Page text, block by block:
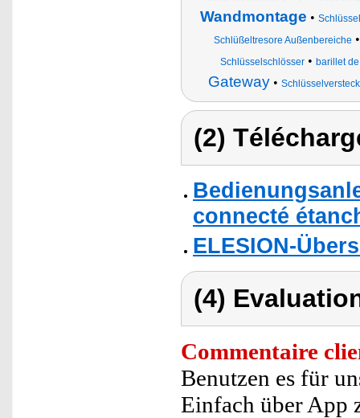
Wandmontage •
Schlüßeltresore Außenbereiche
Schlüsselschlösser• barillet
Gateway •
(2)
connecté
ELESION-
(4)
Commentaire
Benutzen es für
Einfach über App